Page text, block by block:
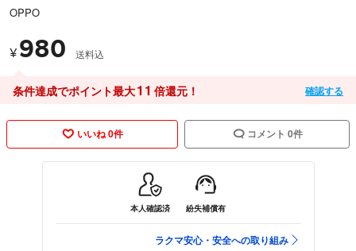
OPPO
¥ 980 送料込
条件達成でポイント最大11 倍還元！ 確認する
いいね 0件 コメント 0件
本人確認済 紛失補償有
ラクマ安心・安全への取り組み